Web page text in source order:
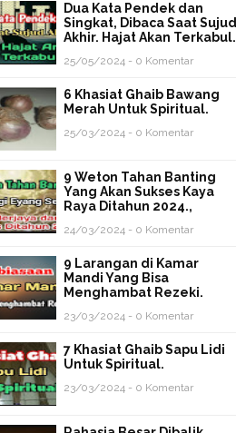
Dua Kata Pendek dan
Singkat, Dibaca Saat Sujud
Akhir. Hajat Akan Terkabul.
25/05/2024 - 0 Komentar
6 Khasiat Ghaib Bawang
Merah Untuk Spiritual.
25/03/2024 - 0 Komentar
9 Weton Tahan Banting
Yang Akan Sukses Kaya
Raya Ditahun 2024.,
24/03/2024 - 0 Komentar
9 Larangan di Kamar
Mandi Yang Bisa
Menghambat Rezeki.
23/03/2024 - 0 Komentar
7 Khasiat Ghaib Sapu Lidi
Untuk Spiritual.
23/03/2024 - 0 Komentar